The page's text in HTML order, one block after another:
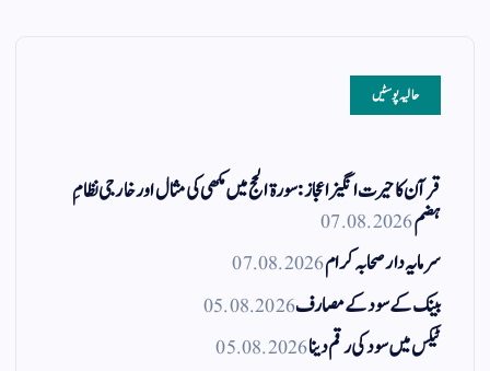
حالیہ پوسٹیں
قرآن کا حیرت انگیز اعجاز: سورۃ الحج میں مکھی کی مثال اور خارجی نظامِ
ہضم07.08.2026
سرمایہ دار صحابہ کرام07.08.2026
بینک کے سود کے مصارف05.08.2026
ٹیکس میں سود کی رقم دینا05.08.2026